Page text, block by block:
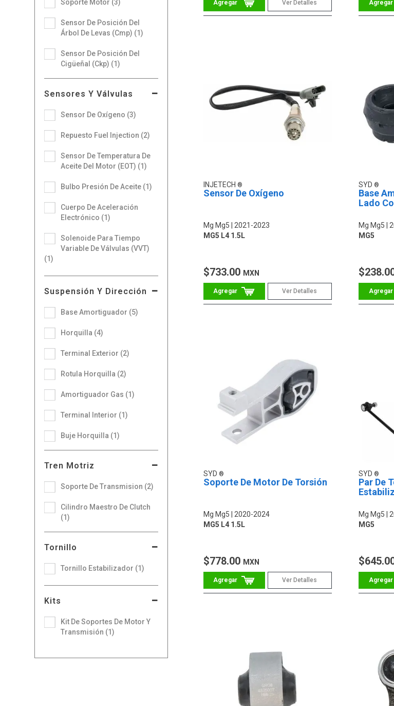
Soporte Motor (3)
Sensor De Posición Del
Árbol De Levas (Cmp) (1)
Sensor De Posición Del
Cigüeñal (Ckp) (1)
Sensores Y Válvulas
Sensor De Oxígeno (3)
Repuesto Fuel Injection (2)
Sensor De Temperatura De
Aceite Del Motor (EOT) (1)
Bulbo Presión De Aceite (1)
Cuerpo De Aceleración
Electrónico (1)
Solenoide Para Tiempo
Variable De Válvulas (VVT)
(1)
Suspensión Y Dirección
Base Amortiguador (5)
Horquilla (4)
Terminal Exterior (2)
Rotula Horquilla (2)
Amortiguador Gas (1)
Terminal Interior (1)
Buje Horquilla (1)
Tren Motriz
Soporte De Transmision (2)
Cilindro Maestro De Clutch
(1)
Tornillo
Tornillo Estabilizador (1)
Kits
Kit De Soportes De Motor Y
Transmisión (1)
Ver Detalles
INJETECH
Sensor De Oxígeno
Mg Mg5
2021-2023
MG5 L4 1.5L
$733.00 MXN
Ver Detalles
SYD
Base
Lado
Mg Mg5
MG5
SYD
Soporte De Motor De Torsión
Mg Mg5
2020-2024
MG5 L4 1.5L
$778.00 MXN
Ver Detalles
SYD
Par De
Mg Mg5
MG5